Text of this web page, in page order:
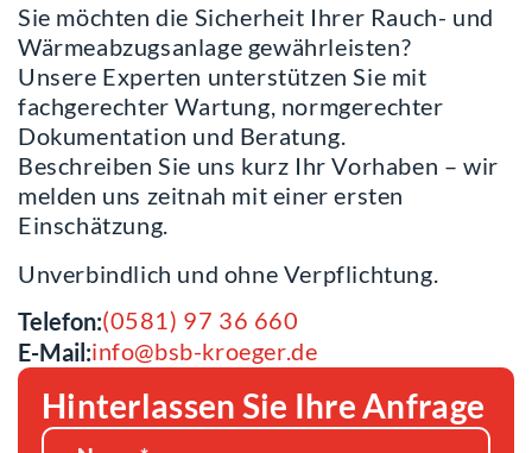
Sie möchten die Sicherheit Ihrer Rauch- und
Wärmeabzugsanlage gewährleisten?
Unsere Experten unterstützen Sie mit
fachgerechter Wartung, normgerechter
Dokumentation und Beratung.
Beschreiben Sie uns kurz Ihr Vorhaben – wir
melden uns zeitnah mit einer ersten
Einschätzung.
Unverbindlich und ohne Verpflichtung.
Telefon:(0581) 97 36 660
E-Mail:info@bsb-kroeger.de
Hinterlassen Sie Ihre Anfrage
Alternative: